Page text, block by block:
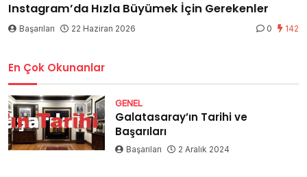
Instagram’da Hızla Büyümek İçin Gerekenler
Başarıları 22 Haziran 2026 0 142
En Çok Okunanlar
GENEL
Galatasaray’ın Tarihi ve
Başarıları
Başarıları 2 Aralık 2024